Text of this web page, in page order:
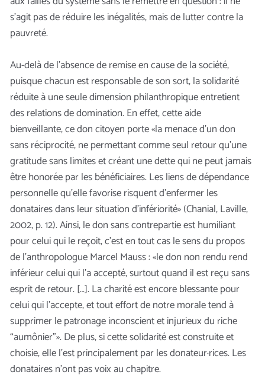
s’agit pas de réduire les inégalités, mais de lutter contre la
pauvreté.
Au-delà de l’absence de remise en cause de la société,
puisque chacun est responsable de son sort, la solidarité
réduite à une seule dimension philanthropique entretient
des relations de domination. En effet, cette aide
bienveillante, ce don citoyen porte «la menace d’un don
sans réciprocité, ne permettant comme seul retour qu’une
gratitude sans limites et créant une dette qui ne peut jamais
être honorée par les bénéficiaires. Les liens de dépendance
personnelle qu’elle favorise risquent d’enfermer les
donataires dans leur situation d’infériorité» (Chanial, Laville,
2002, p. 12). Ainsi, le don sans contrepartie est humiliant
pour celui qui le reçoit, c’est en tout cas le sens du propos
de l’anthropologue Marcel Mauss : «le don non rendu rend
inférieur celui qui l’a accepté, surtout quand il est reçu sans
esprit de retour. […]. La charité est encore blessante pour
celui qui l’accepte, et tout effort de notre morale tend à
supprimer le patronage inconscient et injurieux du riche
“aumônier”». De plus, si cette solidarité est construite et
choisie, elle l’est principalement par les donateur·rices. Les
donataires n’ont pas voix au chapitre.